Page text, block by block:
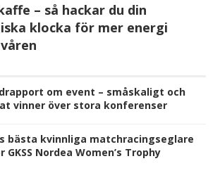
– så hackar du din
klocka för mer energi
om event – småskaligt och
vinner över stora konferenser
bästa kvinnliga matchracingseglare
GKSS Nordea Women’s Trophy